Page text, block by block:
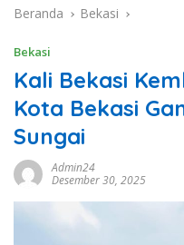
Beranda Bekasi
Bekasi
Kali Bekasi
Kota Bekasi
Sungai
Admin24
Desember 30, 2025